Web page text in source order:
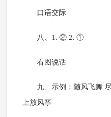
口语交际
八、1. ② 2. ①
看图说话
九、示例：随风飞舞
上放风筝